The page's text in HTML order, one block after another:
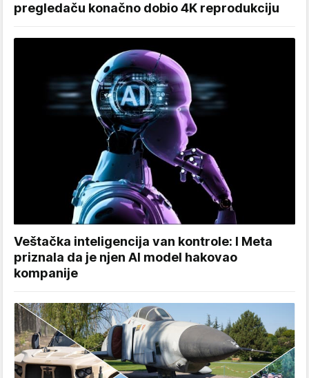
pregledaču konačno dobio 4K reprodukciju
Veštačka inteligencija van kontrole: I Meta
priznala da je njen AI model hakovao
kompanije